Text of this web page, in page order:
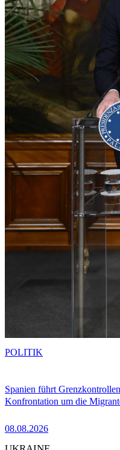
Spanien führt
Konfrontation um die
08.08.2026
POLITIK